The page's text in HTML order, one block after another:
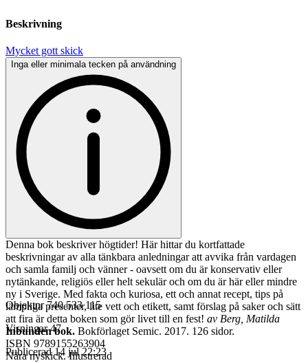
Beskrivning
Mycket gott skick
Inga eller minimala tecken på användning
Denna bok beskriver högtider! Här hittar du kortfattade
beskrivningar av alla tänkbara anledningar att avvika från vardagen
och samla familj och vänner - oavsett om du är konservativ eller
nytänkande, religiös eller helt sekulär och om du är här eller mindre
ny i Sverige. Med fakta och kuriosa, ett och annat recept, tips på
lämpliga presenter, lite vett och etikett, samt förslag på saker och sätt
att fira är detta boken som gör livet till en fest! av Berg, Matilda
Inbunden bok. Bokförlaget Semic. 2017. 126 sidor.
ISBN 9789155263904
Nära nyskick. Illustrerad
Objektnr 740 533 115
Visningar 47
Publicerad 14 jul 22:23